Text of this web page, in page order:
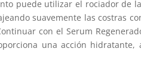
puede utilizar el rociador de
suavemente las costras
con el Serum
una acción hidratante,